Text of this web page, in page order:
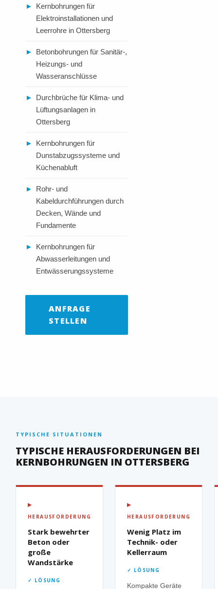
►
Kernbohrungen für
Elektroinstallationen und
Leerrohre in Ottersberg
►
Betonbohrungen für Sanitär-,
Heizungs- und
Wasseranschlüsse
►
Durchbrüche für Klima- und
Lüftungsanlagen in
Ottersberg
►
Kernbohrungen für
Dunstabzugssysteme und
Küchenabluft
►
Rohr- und
Kabeldurchführungen durch
Decken, Wände und
Fundamente
►
Kernbohrungen für
Abwasserleitungen und
Entwässerungssysteme
ANFRAGE
STELLEN
TYPISCHE SITUATIONEN
TYPISCHE HERAUSFORDERUNGEN BEI
KERNBOHRUNGEN IN OTTERSBERG
▶
HERAUSFORDERUNG
Stark bewehrter
Beton oder
große
Wandstärke
✓ LÖSUNG
▶
HERAUSFORDERUNG
Wenig Platz im
Technik- oder
Kellerraum
✓ LÖSUNG
Kompakte Geräte